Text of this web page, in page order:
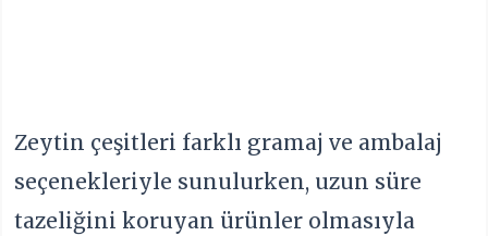
Zeytin çeşitleri farklı gramaj ve ambalaj
seçenekleriyle sunulurken, uzun süre
tazeliğini koruyan ürünler olmasıyla